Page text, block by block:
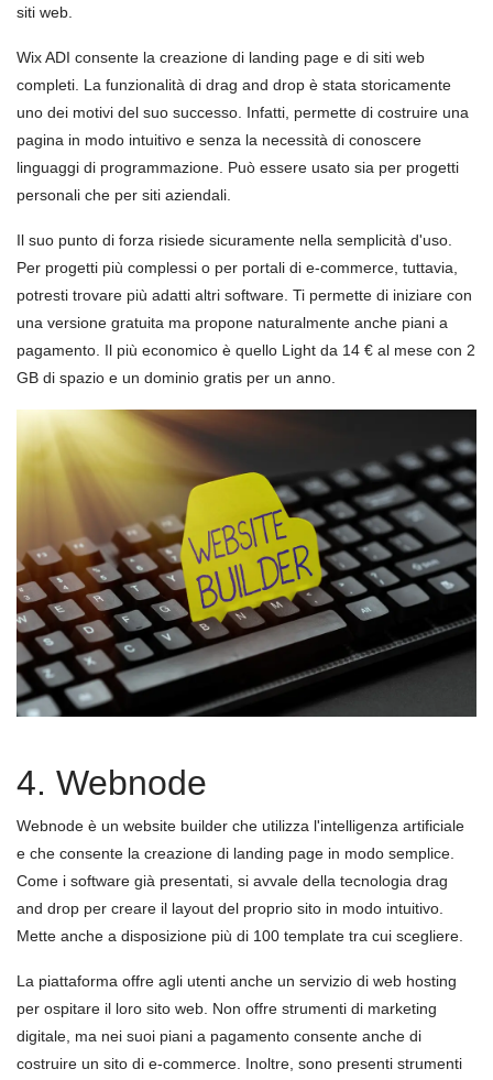
siti web.
Wix ADI consente la creazione di landing page e di siti web
completi. La funzionalità di drag and drop è stata storicamente
uno dei motivi del suo successo. Infatti, permette di costruire una
pagina in modo intuitivo e senza la necessità di conoscere
linguaggi di programmazione. Può essere usato sia per progetti
personali che per siti aziendali.
Il suo punto di forza risiede sicuramente nella semplicità d'uso.
Per progetti più complessi o per portali di e-commerce, tuttavia,
potresti trovare più adatti altri software. Ti permette di iniziare con
una versione gratuita ma propone naturalmente anche piani a
pagamento. Il più economico è quello Light da 14 € al mese con 2
GB di spazio e un dominio gratis per un anno.
4. Webnode
Webnode è un website builder che utilizza l'intelligenza artificiale
e che consente la creazione di landing page in modo semplice.
Come i software già presentati, si avvale della tecnologia drag
and drop per creare il layout del proprio sito in modo intuitivo.
Mette anche a disposizione più di 100 template tra cui scegliere.
La piattaforma offre agli utenti anche un servizio di web hosting
per ospitare il loro sito web. Non offre strumenti di marketing
digitale, ma nei suoi piani a pagamento consente anche di
costruire un sito di e-commerce. Inoltre, sono presenti strumenti